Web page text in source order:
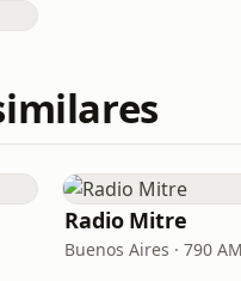
Radio Mitre
Buenos Aires · 790 AM